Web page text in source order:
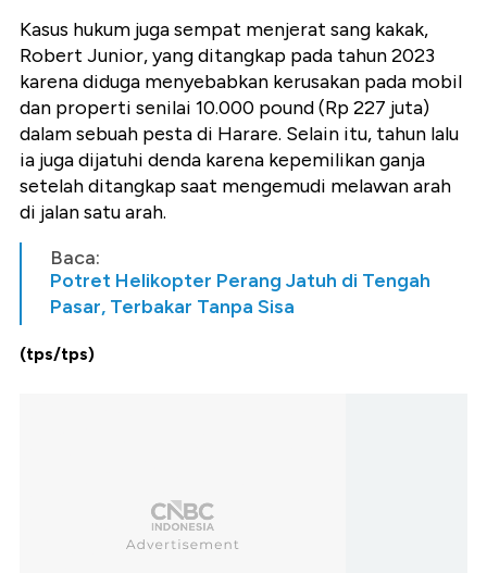
Kasus hukum juga sempat menjerat sang kakak,
Robert Junior, yang ditangkap pada tahun 2023
karena diduga menyebabkan kerusakan pada mobil
dan properti senilai 10.000 pound (Rp 227 juta)
dalam sebuah pesta di Harare. Selain itu, tahun lalu
ia juga dijatuhi denda karena kepemilikan ganja
setelah ditangkap saat mengemudi melawan arah
di jalan satu arah.
Baca:
Potret Helikopter Perang Jatuh di Tengah
Pasar, Terbakar Tanpa Sisa
(tps/tps)